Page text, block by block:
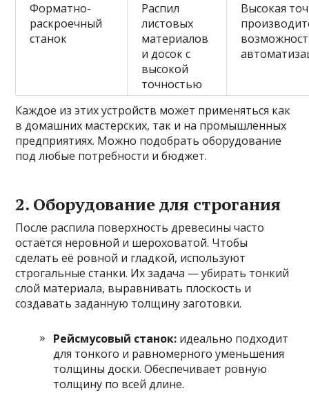
Форматно-
раскроечный
станок
Распил
листовых
материалов
и досок с
высокой
точностью
Высокая
Каждое из этих устройств может применяться как
в домашних мастерских, так и на промышленных
предприятиях. Можно подобрать оборудование
под любые потребности и бюджет.
2. Оборудование для строгания
После распила поверхность древесины часто
остаётся неровной и шероховатой. Чтобы
сделать её ровной и гладкой, используют
строгальные станки. Их задача — убирать тонкий
слой материала, выравнивать плоскость и
создавать заданную толщину заготовки.
Рейсмусовый станок: идеально подходит
для тонкого и равномерного уменьшения
толщины доски. Обеспечивает ровную
толщину по всей длине.